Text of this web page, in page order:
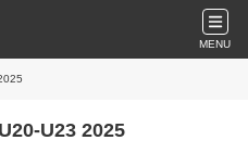
MENU
U23 2025